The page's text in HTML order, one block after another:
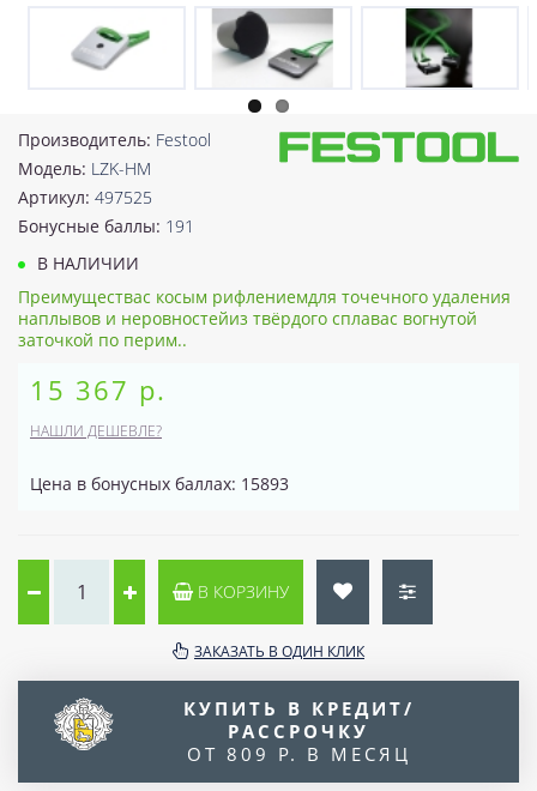
Производитель: Festool
Модель: LZK-HM
Артикул: 497525
Бонусные баллы: 191
В НАЛИЧИИ
Преимуществас косым рифлениемдля точечного удаления
наплывов и неровностейиз твёрдого сплавас вогнутой
заточкой по перим..
15 367 р.
НАШЛИ ДЕШЕВЛЕ?
Цена в бонусных баллах: 15893
В КОРЗИНУ
ЗАКАЗАТЬ В ОДИН КЛИК
КУПИТЬ В КРЕДИТ/
РАССРОЧКУ
ОТ 809 Р. В МЕСЯЦ